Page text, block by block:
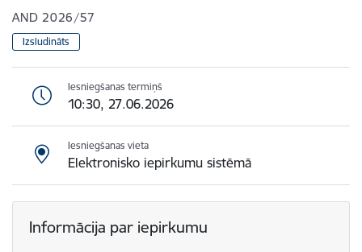
AND 2026/57
Izsludināts
Iesniegšanas termiņš
10:30, 27.06.2026
Iesniegšanas vieta
Elektronisko iepirkumu sistēmā
Informācija par iepirkumu